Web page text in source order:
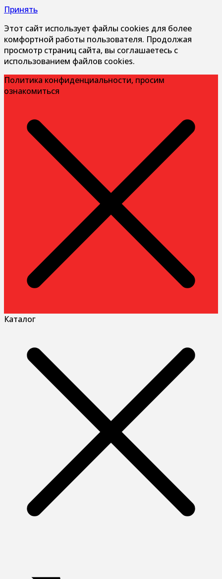
Принять
Этот сайт использует файлы cookies для более
комфортной работы пользователя. Продолжая
просмотр страниц сайта, вы соглашаетесь с
использованием файлов cookies.
Политика конфиденциальности, просим
ознакомиться
Каталог